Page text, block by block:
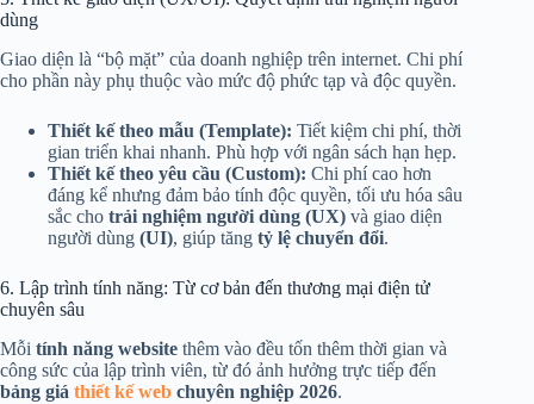
dùng
Giao diện là “bộ mặt” của doanh nghiệp trên internet. Chi phí
cho phần này phụ thuộc vào mức độ phức tạp và độc quyền.
Thiết kế theo mẫu (Template): Tiết kiệm chi phí, thời
gian triển khai nhanh. Phù hợp với ngân sách hạn hẹp.
Thiết kế theo yêu cầu (Custom): Chi phí cao hơn
đáng kể nhưng đảm bảo tính độc quyền, tối ưu hóa sâu
sắc cho trải nghiệm người dùng (UX) và giao diện
người dùng (UI), giúp tăng tỷ lệ chuyển đổi.
6. Lập trình tính năng: Từ cơ bản đến thương mại điện tử
chuyên sâu
Mỗi tính năng website thêm vào đều tốn thêm thời gian và
công sức của lập trình viên, từ đó ảnh hưởng trực tiếp đến
bảng giá thiết kế web chuyên nghiệp 2026.